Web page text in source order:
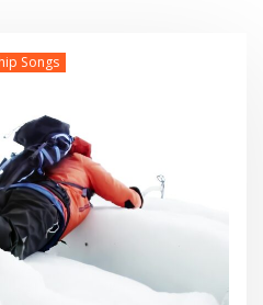
Songs